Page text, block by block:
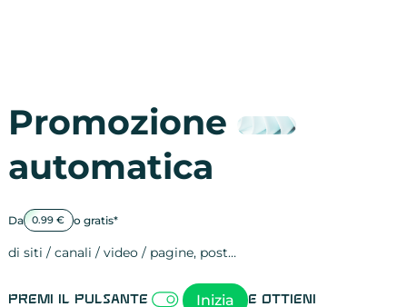
Promozione
automatica
Da 0.99 € o gratis*
di siti / canali / video / pagine, post…
Premi il pulsante Inizia e ottieni